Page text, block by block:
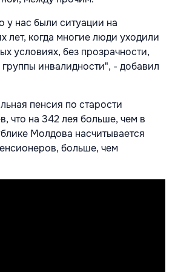
у нас были ситуации на
лет, когда многие люди уходили
условиях, без прозрачности,
инвалидности", - добавил
пенсия по старости
что на 342 лея больше, чем в
Молдова насчитывается
больше, чем